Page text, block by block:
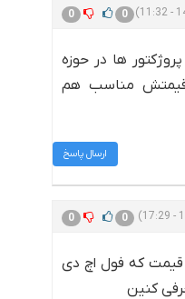
0 0
ها در حوزه
مناسب هم
ارسال پاسخ
0 0
قیمت که فول اچ دی
کنین